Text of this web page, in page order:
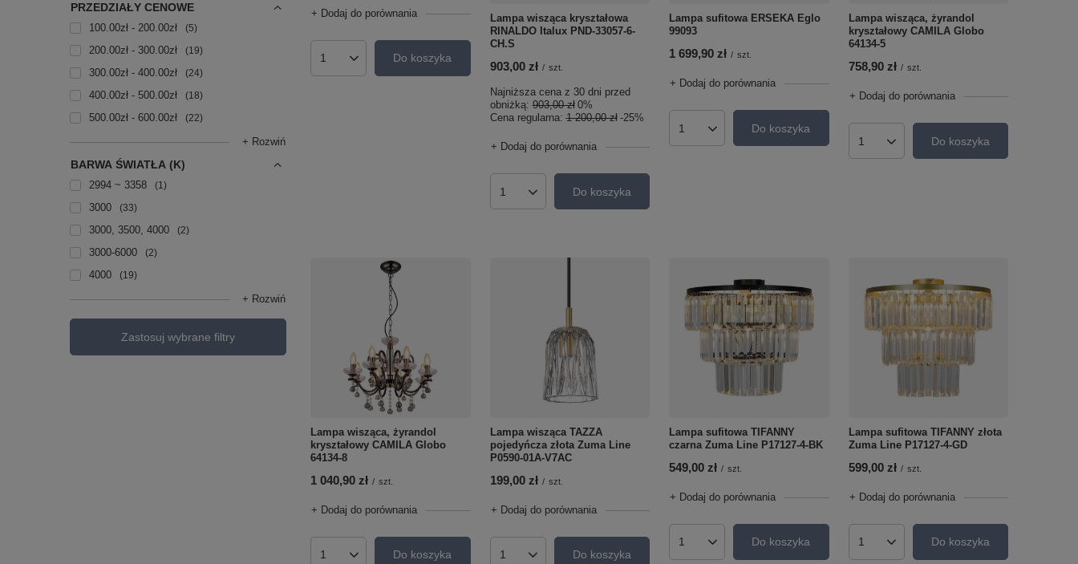
PRZEDZIAŁY CENOWE
100.00zł - 200.00zł 5
200.00zł - 300.00zł 19
300.00zł - 400.00zł 24
400.00zł - 500.00zł 18
500.00zł - 600.00zł 22
+ Rozwiń
BARWA ŚWIATŁA (K)
2994 ~ 3358 1
3000 33
3000, 3500, 4000 2
3000-6000 2
4000 19
+ Rozwiń
Zastosuj wybrane filtry
+ Dodaj do porównania
Ilość produktówDo koszyka
Lampa wisząca kryształowa
RINALDO Italux PND-33057-6-
CH.S
903,00 zł / szt.
Najniższa cena z 30 dni przed
obniżką:903,00 zł 0%
Cena regularna:1 200,00 zł -25%
+ Dodaj do porównania
Ilość produktówDo koszyka
Lampa sufitowa ERSEKA Eglo
99093
1 699,90 zł / szt.
+ Dodaj do porównania
Ilość produktówDo koszyka
Lampa wisząca, żyrandol
kryształowy CAMILA Globo
64134-5
758,90 zł / szt.
+ Dodaj do porównania
Ilość produktówDo koszyka
Lampa wisząca, żyrandol
kryształowy CAMILA Globo
64134-8
1 040,90 zł / szt.
+ Dodaj do porównania
Ilość produktówDo koszyka
Lampa wisząca TAZZA
pojedyńcza złota Zuma Line
P0590-01A-V7AC
199,00 zł / szt.
+ Dodaj do porównania
Ilość produktówDo koszyka
Lampa sufitowa TIFANNY
czarna Zuma Line P17127-4-BK
549,00 zł / szt.
+ Dodaj do porównania
Ilość produktówDo koszyka
Lampa sufitowa TIFANNY złota
Zuma Line P17127-4-GD
599,00 zł / szt.
+ Dodaj do porównania
Ilość produktówDo koszyka